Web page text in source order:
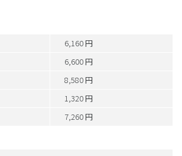
6,160 円
6,600 円
8,580 円
1,320 円
7,260 円